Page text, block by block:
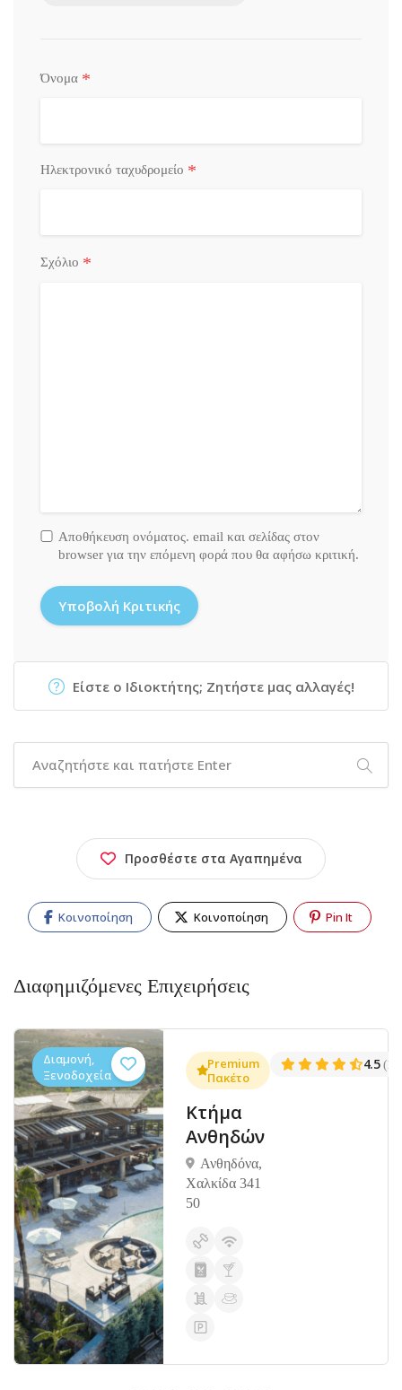
Όνομα *
Ηλεκτρονικό ταχυδρομείο *
Σχόλιο *
Αποθήκευση ονόματος. email και σελίδας στον
browser για την επόμενη φορά που θα αφήσω κριτική.
Είστε ο Ιδιοκτήτης; Ζητήστε μας αλλαγές!
Προσθέστε στα Αγαπημένα
Κοινοποίηση Κοινοποίηση Pin It
Διαφημιζόμενες Επιχειρήσεις
(1381)
Διαμονή,
Ξενοδοχεία
Premium
Πακέτο
Κτήμα
Ανθηδών
Ανθηδόνα,
Χαλκίδα 341
50
4.5